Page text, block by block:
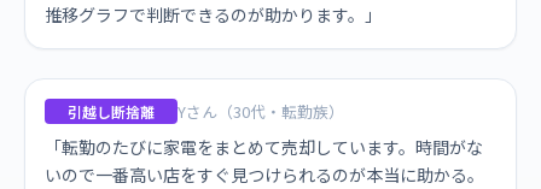
推移グラフで判断できるのが助かります。」
引越し断捨離 Yさん（30代・転勤族）
「転勤のたびに家電をまとめて売却しています。時間がな
いので一番高い店をすぐ見つけられるのが本当に助かる。